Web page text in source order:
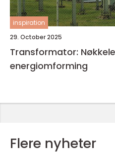
inspiration
29. October 2025
Transformator:
energiomforming
Flere nyheter